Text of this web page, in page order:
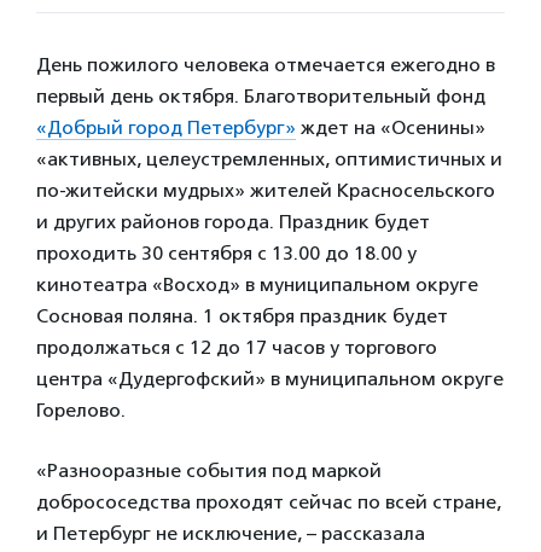
День пожилого человека отмечается ежегодно в
первый день октября. Благотворительный фонд
«Добрый город Петербург» ждет на «Осенины»
«активных, целеустремленных, оптимистичных и
по-житейски мудрых» жителей Красносельского
и других районов города. Праздник будет
проходить 30 сентября с 13.00 до 18.00 у
кинотеатра «Восход» в муниципальном округе
Сосновая поляна. 1 октября праздник будет
продолжаться с 12 до 17 часов у торгового
центра «Дудергофский» в муниципальном округе
Горелово.
«Разнооразные события под маркой
добрососедства проходят сейчас по всей стране,
и Петербург не исключение, – рассказала